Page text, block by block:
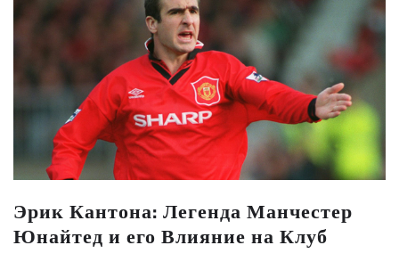
Эрик Кантона: Легенда Манчестер
Юнайтед и его Влияние на Клуб